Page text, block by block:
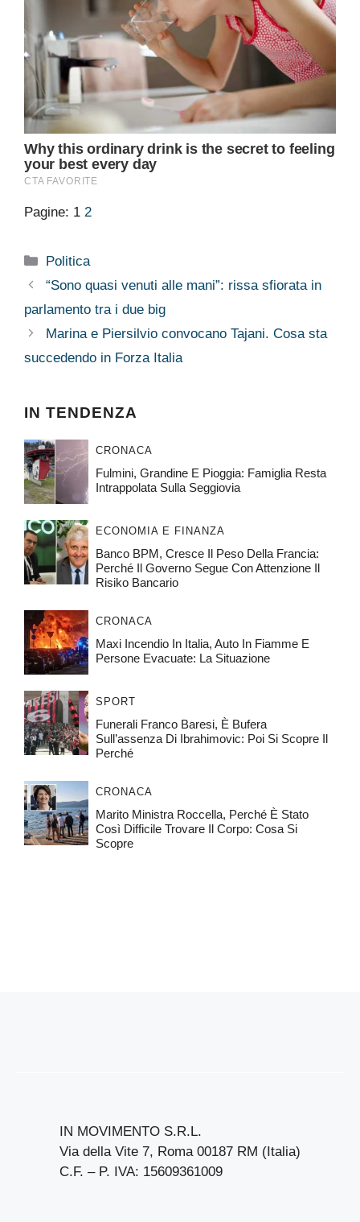
Pagine: 1 2
Categorie
Politica
“Sono quasi venuti alle mani”: rissa sfiorata in
parlamento tra i due big
Marina e Piersilvio convocano Tajani. Cosa sta
succedendo in Forza Italia
IN TENDENZA
CRONACA
Fulmini, Grandine E Pioggia: Famiglia Resta
Intrappolata Sulla Seggiovia
ECONOMIA E FINANZA
Banco BPM, Cresce Il Peso Della Francia:
Perché Il Governo Segue Con Attenzione Il
Risiko Bancario
CRONACA
Maxi Incendio In Italia, Auto In Fiamme E
Persone Evacuate: La Situazione
SPORT
Funerali Franco Baresi, È Bufera
Sull’assenza Di Ibrahimovic: Poi Si Scopre Il
Perché
CRONACA
Marito Ministra Roccella, Perché È Stato
Così Difficile Trovare Il Corpo: Cosa Si
Scopre
IN MOVIMENTO S.R.L.
Via della Vite 7, Roma 00187 RM (Italia)
C.F. – P. IVA: 15609361009